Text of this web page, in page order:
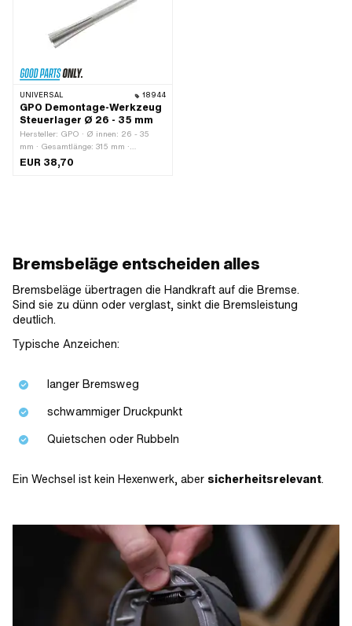
UNIVERSAL 18944
GPO Demontage-Werkzeug
Steuerlager Ø 26 - 35 mm
Hersteller: GPO · Ø innen: 26 - 35
mm · Gesamtlänge: 315 mm ·
Anwendungsbereich: Spezialwerkzeug
EUR 38,70
Bremsbeläge entscheiden alles
Bremsbeläge übertragen die Handkraft auf die Bremse.
Sind sie zu dünn oder verglast, sinkt die Bremsleistung
deutlich.
Typische Anzeichen:
langer Bremsweg
schwammiger Druckpunkt
Quietschen oder Rubbeln
Ein Wechsel ist kein Hexenwerk, aber sicherheitsrelevant.